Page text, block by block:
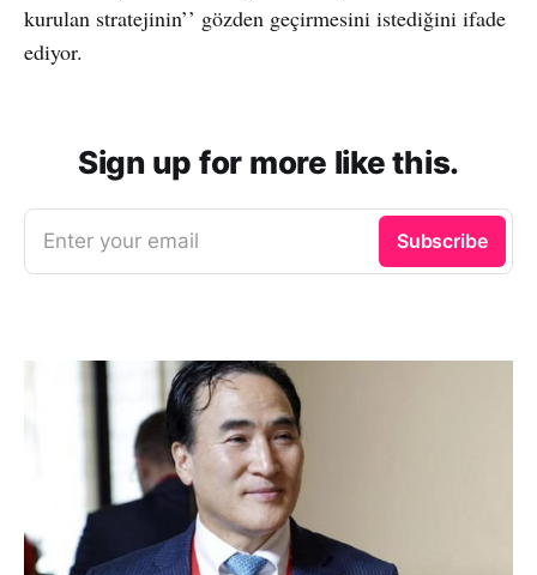
kurulan stratejinin’’ gözden geçirmesini istediğini ifade
ediyor.
Sign up for more like this.
Enter your email Subscribe